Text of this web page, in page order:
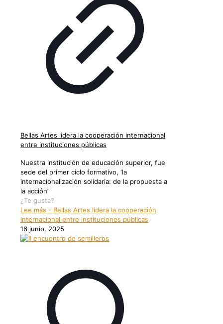
Bellas Artes lidera la cooperación internacional
entre instituciones públicas
Nuestra institución de educación superior, fue
sede del primer ciclo formativo, ‘la
internacionalización solidaria: de la propuesta a
la acción’
¿Te gusta?
Lee más - Bellas Artes lidera la cooperación
internacional entre instituciones públicas
16 junio, 2025